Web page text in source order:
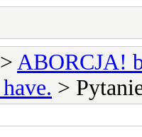
> ABORCJA!
>